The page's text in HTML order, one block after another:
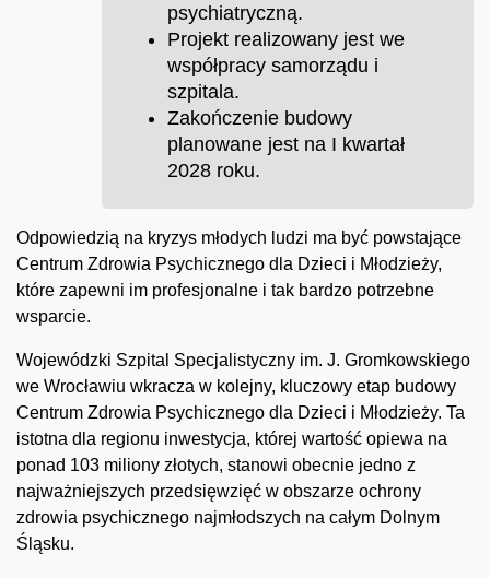
psychiatryczną.
Projekt realizowany jest we
współpracy samorządu i
szpitala.
Zakończenie budowy
planowane jest na I kwartał
2028 roku.
Odpowiedzią na kryzys młodych ludzi ma być powstające
Centrum Zdrowia Psychicznego dla Dzieci i Młodzieży,
które zapewni im profesjonalne i tak bardzo potrzebne
wsparcie.
Wojewódzki Szpital Specjalistyczny im. J. Gromkowskiego
we Wrocławiu wkracza w kolejny, kluczowy etap budowy
Centrum Zdrowia Psychicznego dla Dzieci i Młodzieży. Ta
istotna dla regionu inwestycja, której wartość opiewa na
ponad 103 miliony złotych, stanowi obecnie jedno z
najważniejszych przedsięwzięć w obszarze ochrony
zdrowia psychicznego najmłodszych na całym Dolnym
Śląsku.